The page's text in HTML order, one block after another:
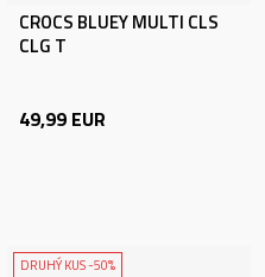
CROCS BLUEY MULTI CLS
CLG T
49,99 EUR
DRUHÝ KUS -50%